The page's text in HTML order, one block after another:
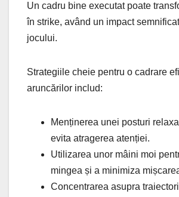
Un cadru bine executat poate
în strike, având un impact
jocului.
Strategiile cheie pentru o cadrare
aruncărilor includ:
Menținerea unei posturi
evita atragerea atenției.
Utilizarea unor mâini moi
mingea și a minimiza
Concentrarea asupra